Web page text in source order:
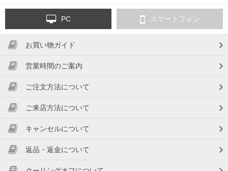
PC スマートフォン
お買い物ガイド
営業時間のご案内
ご注文方法について
ご来店方法について
キャンセルについて
返品・返金について